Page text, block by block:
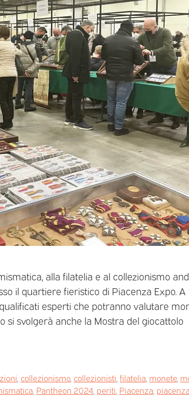
alla filatelia e al collezionismo
il quartiere fieristico di Piacenza Expo. A
esperti che potranno valutare
si svolgerà anche la Mostra del giocattolo
collezionismo, collezionisti ,filatelia monete,
Pantheon 2024 periti Piacenza piacenza